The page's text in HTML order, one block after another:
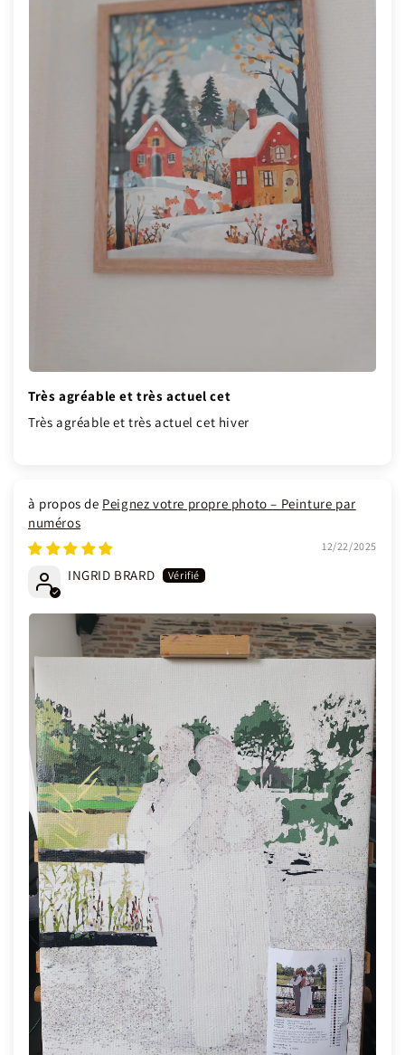
Très agréable et très actuel cet
Très agréable et très actuel cet hiver
Peignez votre propre photo – Peinture par
numéros
12/22/2025
INGRID BRARD